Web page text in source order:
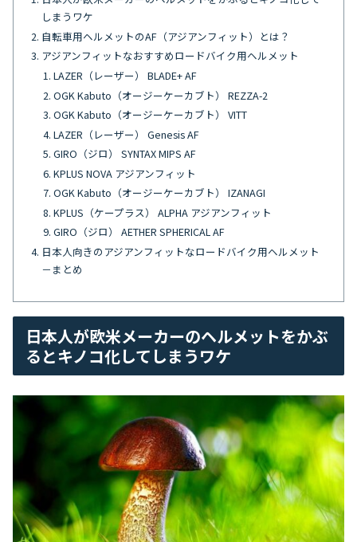
しまうワケ
自転車用ヘルメットのAF（アジアンフィット）とは？
アジアンフィットなおすすめロードバイク用ヘルメット
LAZER（レーザー） BLADE+ AF
OGK Kabuto（オージーケーカブト） REZZA-2
OGK Kabuto（オージーケーカブト） VITT
LAZER（レーザー） Genesis AF
GIRO（ジロ） SYNTAX MIPS AF
KPLUS NOVA アジアンフィット
OGK Kabuto（オージーケーカブト） IZANAGI
KPLUS（ケープラス） ALPHA アジアンフィット
GIRO（ジロ） AETHER SPHERICAL AF
日本人向きのアジアンフィットなロードバイク用ヘルメット
－まとめ
日本人が欧米メーカーのヘルメットをかぶ
るとキノコ化してしまうワケ